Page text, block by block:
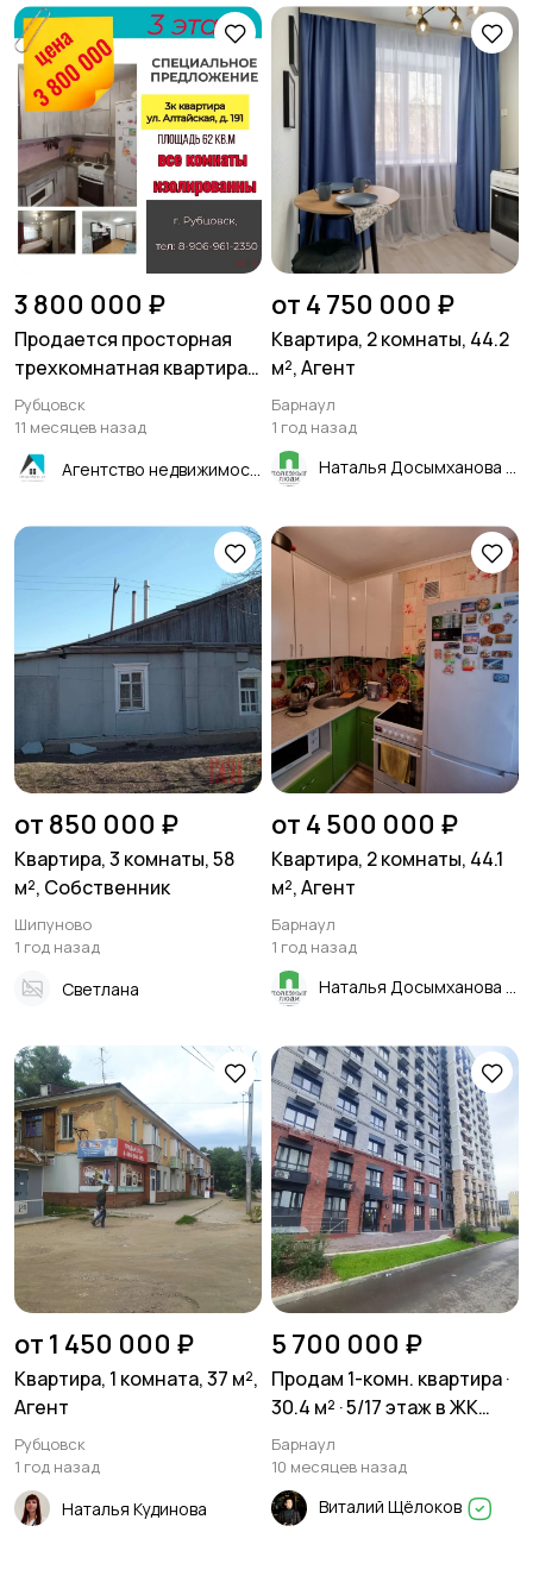
3 800 000 ₽
Продается просторная
трехкомнатная квартира в
Рубцовске
Рубцовск
11 месяцев назад
от 4 750 000 ₽
Квартира, 2 комнаты, 44.2
м², Агент
Барнаул
1 год назад
Наталья Досымханова
от 850 000 ₽
Квартира, 3 комнаты, 58
м², Собственник
Шипуново
1 год назад
Светлана
от 4 500 000 ₽
Квартира, 2 комнаты, 44.1
м², Агент
Барнаул
1 год назад
Наталья Досымханова
от 1 450 000 ₽
Квартира, 1 комната, 37 м²,
Агент
Рубцовск
1 год назад
Наталья Кудинова
5 700 000 ₽
Продам 1-комн. квартира ·
30.4 м² · 5/17 этаж в ЖК
Шотландия
Барнаул
10 месяцев назад
Виталий Щёлоков